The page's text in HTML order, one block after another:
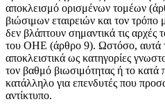
αποκλεισμό ορισμένων τομέων
βιώσιμων εταιρειών και τον τρόπο
δεν βλάπτουν σημαντικά τις
του ΟΗΕ (άρθρο 9). Ωστόσο, αυτά
αποκλειστικά ως κατηγορίες
τον βαθμό βιωσιμότητας ή το κατά
κατάλληλο για επενδυτές που
αντίκτυπο.